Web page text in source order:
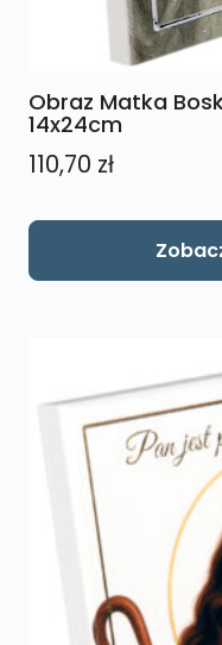
Obraz Matka
14x24cm
110,70 zł